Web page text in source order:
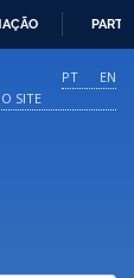
PT
EN
SITE